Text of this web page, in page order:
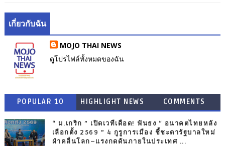
เกี่ยวกับฉัน
MOJO THAI NEWS
ดูโปรไฟล์ทั้งหมดของฉัน
POPULAR 10 HIGHLIGHT NEWS COMMENTS
“ ม.เกริก ” เปิดเวทีเดือด! ฟันธง “ อนาคตไทยหลัง
เลือกตั้ง 2569 ” 4 กูรูการเมือง ชี้ชะตารัฐบาลใหม่
ฝ่าคลื่นโลก–แรงกดดันภายในประเทศ ...